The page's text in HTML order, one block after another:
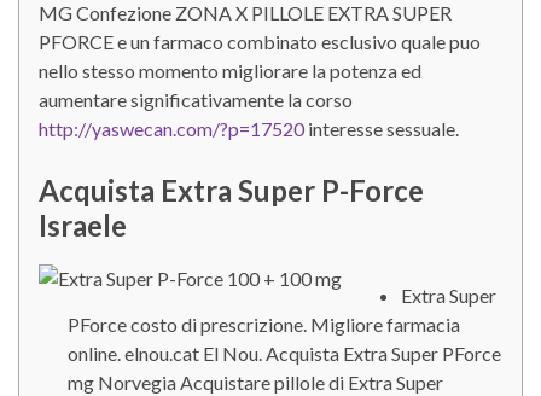
MG Confezione ZONA X PILLOLE EXTRA SUPER
PFORCE e un farmaco combinato esclusivo quale puo
nello stesso momento migliorare la potenza ed
aumentare significativamente la corso
http://yaswecan.com/?p=17520interesse sessuale.
Acquista Extra Super P-Force
Israele
Extra Super
PForce costo di prescrizione. Migliore farmacia
online. elnou.cat El Nou. Acquista Extra Super PForce
mg Norvegia Acquistare pillole di Extra Super